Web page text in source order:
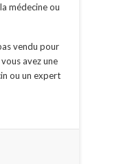
médecine ou
vendu pour
avez une
ou un expert